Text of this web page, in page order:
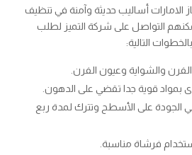
الامارات أساليب حديثة وآمنة في تنظيف
التواصل على شركة التميز لطلب
التالية:
والشواية وعيون الفرن.
قوية جدا تقضي على الدهون.
الجودة على الأسطح وتترك لمدة ربع
فرشاة مناسبة.